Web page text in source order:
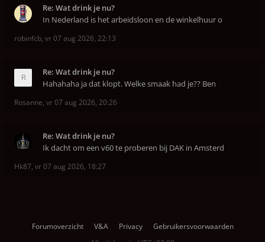
Re: Wat drink je nu?
In Nederland is het arbeidsloon en de winkelhuur o
robinfcb, vr 07 aug 2026, 22:13
Re: Wat drink je nu?
Hahahaha ja dat klopt. Welke smaak had je?? Ben
Rosanne, vr 07 aug 2026, 20:26
Re: Wat drink je nu?
Ik dacht om een v60 te proberen bij DAK in Amsterd
Hk87, vr 07 aug 2026, 18:27
Forumoverzicht V&A Privacy
Gebruikersvoorwaarden